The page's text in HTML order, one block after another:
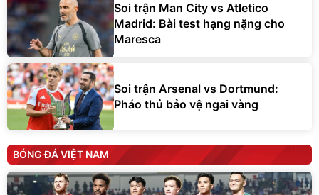
Soi trận Man City vs Atletico
Madrid: Bài test hạng nặng cho
Maresca
Soi trận Arsenal vs Dortmund:
Pháo thủ bảo vệ ngai vàng
BÓNG ĐÁ VIỆT NAM